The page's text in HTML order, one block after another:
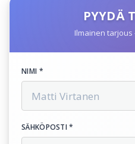
PYYDÄ
Ilmainen tarjous
NIMI *
SÄHKÖPOSTI *